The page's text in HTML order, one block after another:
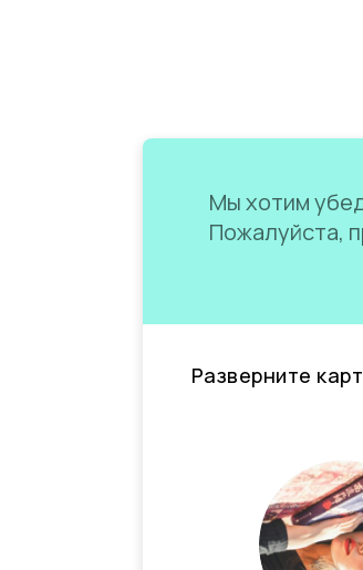
Мы хотим
Пожалуйста,
Разверните